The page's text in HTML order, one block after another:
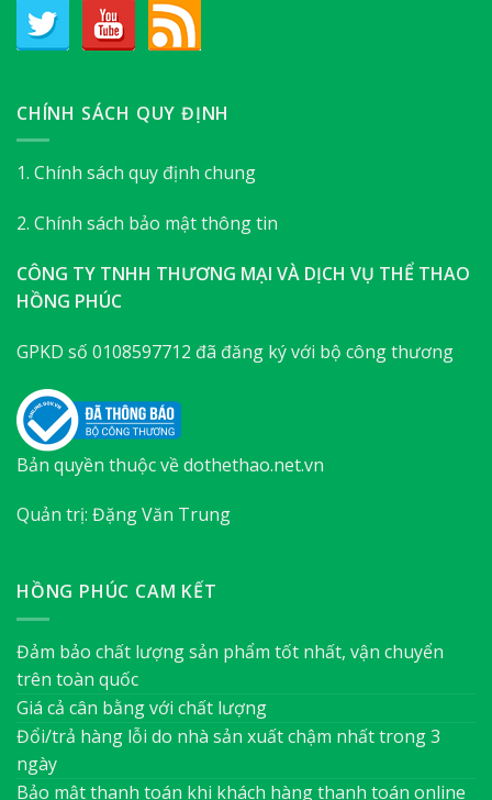
CHÍNH SÁCH QUY ĐỊNH
1. Chính sách quy định chung
2. Chính sách bảo mật thông tin
CÔNG TY TNHH THƯƠNG MẠI VÀ DỊCH VỤ THỂ THAO
HỒNG PHÚC
GPKD số 0108597712 đã đăng ký với bộ công thương
Bản quyền thuộc về dothethao.net.vn
Quản trị: Đặng Văn Trung
HỒNG PHÚC CAM KẾT
Đảm bảo chất lượng sản phẩm tốt nhất, vận chuyển
trên toàn quốc
Giá cả cân bằng với chất lượng
Đổi/trả hàng lỗi do nhà sản xuất chậm nhất trong 3
ngày
Bảo mật thanh toán khi khách hàng thanh toán online